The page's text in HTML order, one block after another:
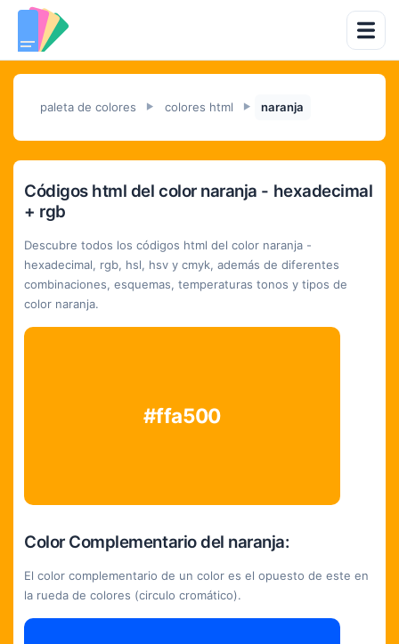
paleta de colores ► colores html ► naranja
Códigos html del color naranja - hexadecimal
+ rgb
Descubre todos los códigos html del color naranja -
hexadecimal, rgb, hsl, hsv y cmyk, además de diferentes
combinaciones, esquemas, temperaturas tonos y tipos de
color naranja.
#ffa500
Color Complementario del naranja:
El color complementario de un color es el opuesto de este en
la rueda de colores (circulo cromático).